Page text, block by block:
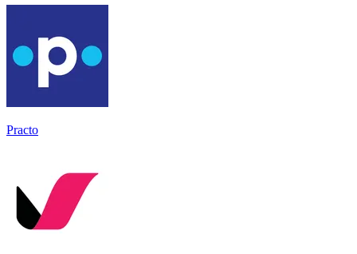
Practo